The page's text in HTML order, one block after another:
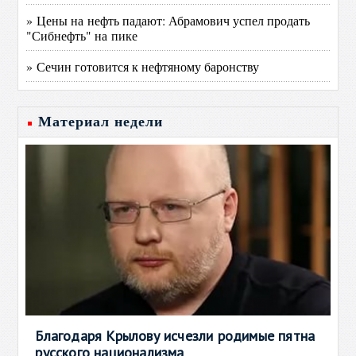
» Цены на нефть падают: Абрамович успел продать
"Сибнефть" на пике
» Сечин готовится к нефтяному баронству
Материал недели
Благодаря Крылову исчезли родимые пятна
русского национализма